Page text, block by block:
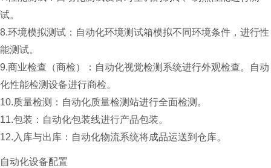
试。
8.环境模拟测试： 自动化环境测试箱模拟不同环境条件，进行性
能测试。
9.商业检查（商检）： 自动化视觉检测系统进行外观检查。自动
化性能检测设备进行商检。
10.质量检测： 自动化质量检测站进行全面检测。
11.包装： 自动化包装线进行产品包装。
12.入库与出库： 自动化物流系统将成品运送到仓库。
自动化设备配置